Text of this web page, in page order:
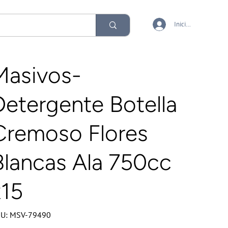
Iniciar sesión
Botella
Flores
Ala 750cc
SKU
MSV-
MSV-79490